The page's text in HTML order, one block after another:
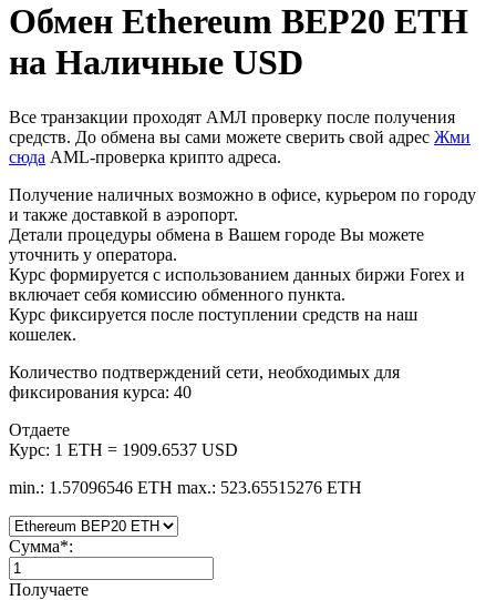
Обмен Ethereum BEP20 ETH
на Наличные USD
Все транзакции проходят АМЛ проверку после получения
средств. До обмена вы сами можете сверить свой адрес Жми
сюда AML-проверка крипто адреса.
Получение наличных возможно в офисе, курьером по городу
и также доставкой в аэропорт.
Детали процедуры обмена в Вашем городе Вы можете
уточнить у оператора.
Курс формируется с использованием данных биржи Forex и
включает себя комиссию обменного пункта.
Курс фиксируется после поступлении средств на наш
кошелек.
Количество подтверждений сети, необходимых для
фиксирования курса: 40
Отдаете
Курс: 1 ETH = 1909.6537 USD
min.: 1.57096546 ETH max.: 523.65515276 ETH
Сумма*:
Получаете